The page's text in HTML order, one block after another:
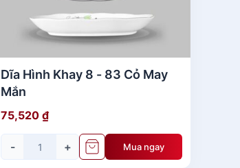
Dĩa Hình Khay 8 - 83 Cỏ May
Mắn
75,520 ₫
- + Mua ngay